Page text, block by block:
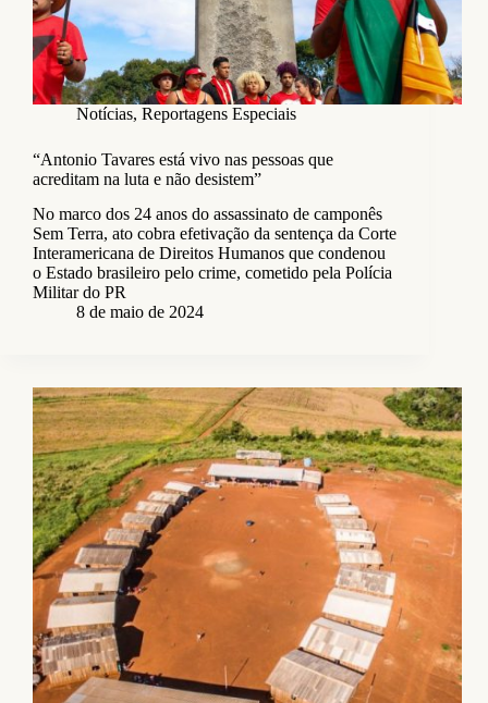
Notícias, Reportagens Especiais
“Antonio Tavares está vivo nas pessoas que
acreditam na luta e não desistem”
No marco dos 24 anos do assassinato de camponês
Sem Terra, ato cobra efetivação da sentença da Corte
Interamericana de Direitos Humanos que condenou
o Estado brasileiro pelo crime, cometido pela Polícia
Militar do PR
8 de maio de 2024